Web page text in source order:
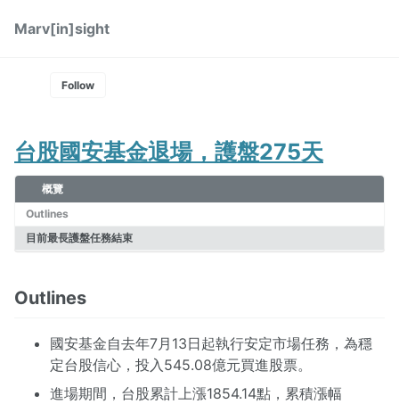
Marv[in]sight
Follow
台股國安基金退場，護盤275天
概覽
Outlines
目前最長護盤任務結束
Outlines
國安基金自去年7月13日起執行安定市場任務，為穩
定台股信心，投入545.08億元買進股票。
進場期間，台股累計上漲1854.14點，累積漲幅